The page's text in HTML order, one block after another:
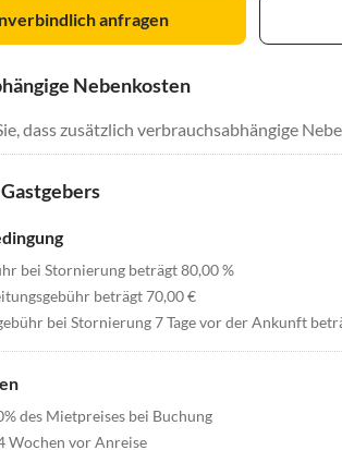
anfragen
Nebenkosten
dass zusätzlich verbrauchsabhängige
bei Stornierung beträgt 80,00 %
beträgt 70,00 €
bei Stornierung 7 Tage vor der Ankunft
des Mietpreises bei Buchung
Wochen vor Anreise